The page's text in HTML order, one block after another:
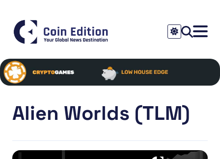
Alien Worlds (TLM)